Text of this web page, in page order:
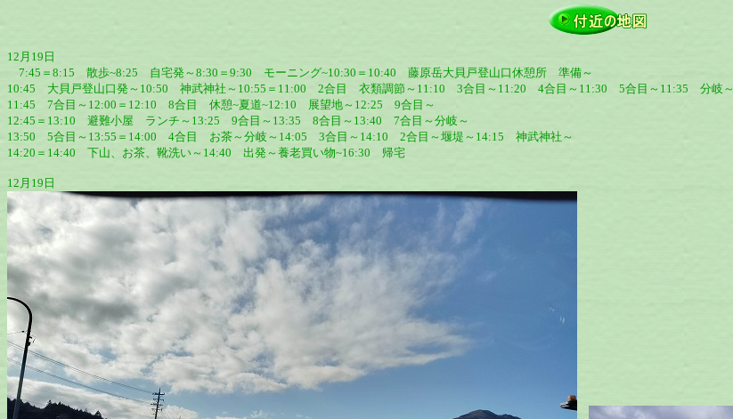
12月19日
7:45＝8:15 散歩~8:25 自宅発～8:30＝9:30 モーニング~10:30＝10:40 藤原岳大貝戸登山口休憩所 準備～
10:45 大貝戸登山口発～10:50 神武神社～10:55＝11:00 2合目 衣類調節～11:10 3合目～11:20 4合目～11:30 5合目～11:35 分岐～
11:45 7合目～12:00＝12:10 8合目 休憩~夏道~12:10 展望地～12:25 9合目～
12:45＝13:10 避難小屋 ランチ～13:25 9合目～13:35 8合目～13:40 7合目～分岐～
13:50 5合目～13:55＝14:00 4合目 お茶～分岐～14:05 3合目～14:10 2合目～堰堤～14:15 神武神社～
14:20＝14:40 下山、お茶、靴洗い～14:40 出発～養老買い物~16:30 帰宅
12月19日